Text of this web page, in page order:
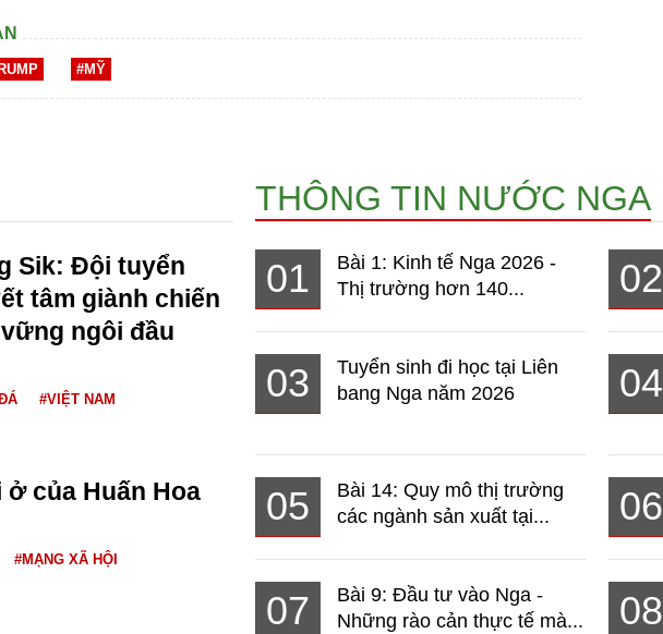
#MỸ
Sik: Đội tuyển
tâm giành chiến
ngôi đầu
#VIỆT NAM
của Huấn Hoa
#MẠNG XÃ HỘI
THÔNG TIN NƯỚC NGA
01
Bài 1: Kinh tế Nga 2026 -
Thị trường hơn 140...
02
03
Tuyển sinh đi học tại Liên
bang Nga năm 2026
04
05
Bài 14: Quy mô thị trường
các ngành sản xuất tại...
06
07
Bài 9: Đầu tư vào Nga -
Những rào cản thực tế mà...
08